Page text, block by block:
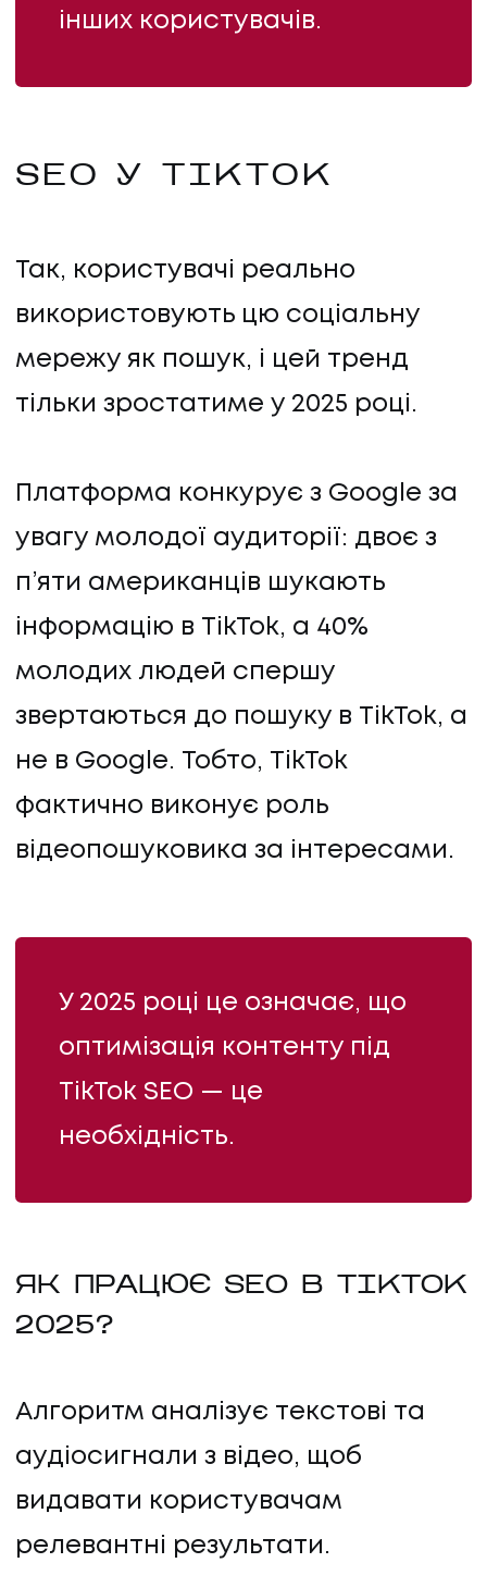
інших користувачів.
SEO У TIKTOK
Так, користувачі реально
використовують цю соціальну
мережу як пошук, і цей тренд
тільки зростатиме у 2025 році.
Платформа конкурує з Google за
увагу молодої аудиторії: двоє з
п’яти американців шукають
інформацію в TikTok, а 40%
молодих людей спершу
звертаються до пошуку в TikTok, а
не в Google. Тобто, TikTok
фактично виконує роль
відеопошуковика за інтересами.
У 2025 році це означає, що
оптимізація контенту під
TikTok SEO — це
необхідність.
ЯК ПРАЦЮЄ SEO В TIKTOK
2025?
Алгоритм аналізує текстові та
аудіосигнали з відео, щоб
видавати користувачам
релевантні результати.
КАР'ЄРА
КАР'ЄРА
БЛОГ
КЛІЄНТИ
КЛІЄНТИ
КОНТАКТИ